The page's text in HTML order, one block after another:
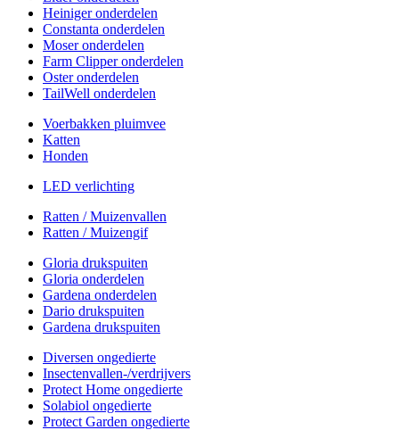
Heiniger onderdelen
Constanta onderdelen
Moser onderdelen
Farm Clipper onderdelen
Oster onderdelen
TailWell onderdelen
Voerbakken pluimvee
Katten
Honden
LED verlichting
Ratten / Muizenvallen
Ratten / Muizengif
Gloria drukspuiten
Gloria onderdelen
Gardena onderdelen
Dario drukspuiten
Gardena drukspuiten
Diversen ongedierte
Insectenvallen-/verdrijvers
Protect Home ongedierte
Solabiol ongedierte
Protect Garden ongedierte